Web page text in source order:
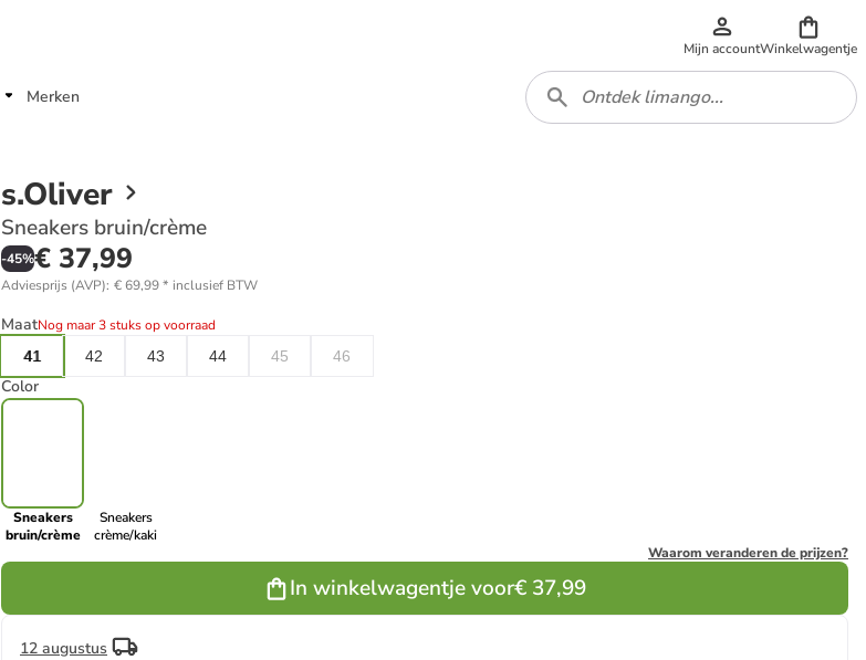
Mijn accountWinkelwagentje
Merken
s.Oliver
Sneakers bruin/crème
-45%€ 37,99
Adviesprijs (AVP): € 69,99* inclusief BTW
MaatNog maar 3 stuks op voorraad
41
42 43 44 45 46
Color
Sneakers
bruin/crème
Sneakers
crème/kaki
Waarom veranderen de prijzen?
In winkelwagentje voor€ 37,99
12 augustus